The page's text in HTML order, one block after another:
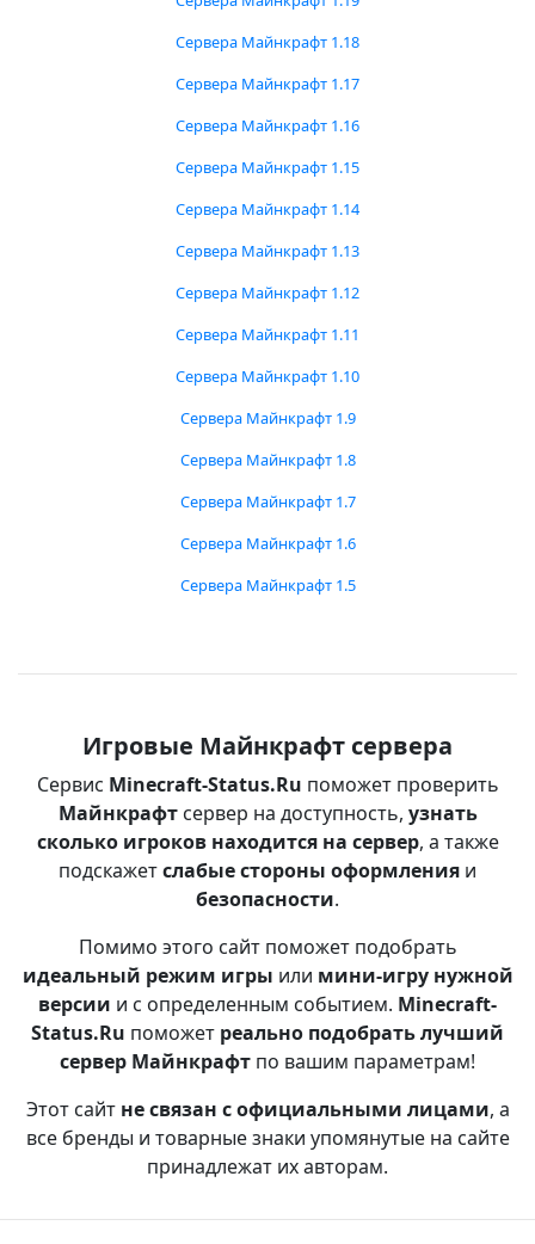
Сервера Майнкрафт 1.18
Сервера Майнкрафт 1.17
Сервера Майнкрафт 1.16
Сервера Майнкрафт 1.15
Сервера Майнкрафт 1.14
Сервера Майнкрафт 1.13
Сервера Майнкрафт 1.12
Сервера Майнкрафт 1.11
Сервера Майнкрафт 1.10
Сервера Майнкрафт 1.9
Сервера Майнкрафт 1.8
Сервера Майнкрафт 1.7
Сервера Майнкрафт 1.6
Сервера Майнкрафт 1.5
Игровые Майнкрафт сервера
Сервис Minecraft-Status.Ru поможет проверить
Майнкрафтсервер на доступность, узнать
сколько игроков находится на сервер, а также
подскажетслабые стороны оформления и
безопасности.
Помимо этого сайт поможет подобрать
идеальный режим игры или мини-игру нужной
версии и с определенным событием. Minecraft-
Status.Ru поможет реально подобрать лучший
сервер Майнкрафт по вашим параметрам!
Этот сайт не связан с официальными лицами, а
все бренды и товарные знаки упомянутые на сайте
принадлежат их авторам.